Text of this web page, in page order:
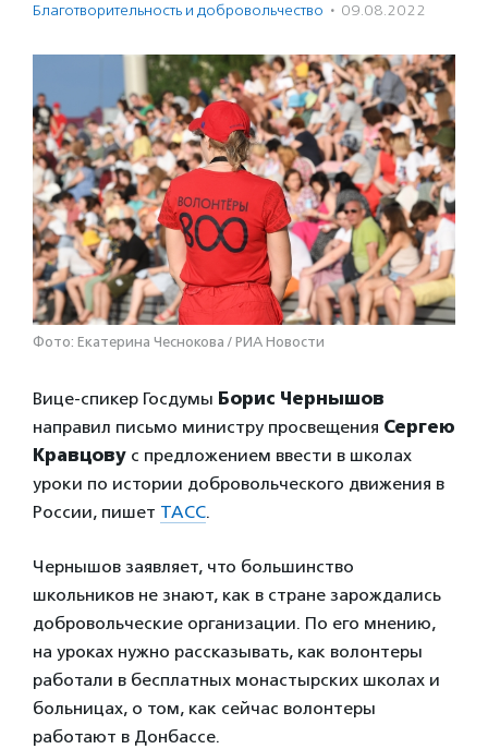
Благотвори­тель­ность и доброволь­чест­во · 09.08.2022
Фото: Екатерина Чеснокова / РИА Новости
Вице-спикер Госдумы Борис Чернышов
направил письмо министру просвещения Сергею
Кравцову с предложением ввести в школах
уроки по истории добровольческого движения в
России, пишет ТАСС.
Чернышов заявляет, что большинство
школьников не знают, как в стране зарождались
добровольческие организации. По его мнению,
на уроках нужно рассказывать, как волонтеры
работали в бесплатных монастырских школах и
больницах, о том, как сейчас волонтеры
работают в Донбассе.